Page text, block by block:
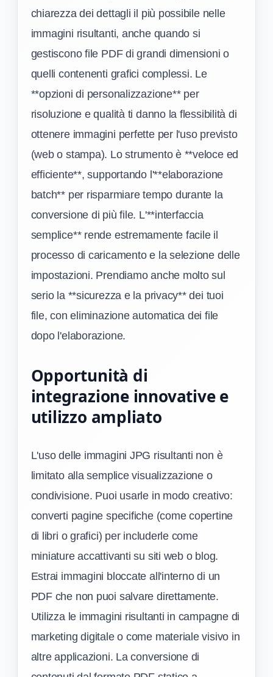
chiarezza dei dettagli il più possibile nelle
immagini risultanti, anche quando si
gestiscono file PDF di grandi dimensioni o
quelli contenenti grafici complessi. Le
**opzioni di personalizzazione** per
risoluzione e qualità ti danno la flessibilità di
ottenere immagini perfette per l'uso previsto
(web o stampa). Lo strumento è **veloce ed
efficiente**, supportando l'**elaborazione
batch** per risparmiare tempo durante la
conversione di più file. L'**interfaccia
semplice** rende estremamente facile il
processo di caricamento e la selezione delle
impostazioni. Prendiamo anche molto sul
serio la **sicurezza e la privacy** dei tuoi
file, con eliminazione automatica dei file
dopo l'elaborazione.
Opportunità di
integrazione innovative e
utilizzo ampliato
L'uso delle immagini JPG risultanti non è
limitato alla semplice visualizzazione o
condivisione. Puoi usarle in modo creativo:
converti pagine specifiche (come copertine
di libri o grafici) per includerle come
miniature accattivanti su siti web o blog.
Estrai immagini bloccate all'interno di un
PDF che non puoi salvare direttamente.
Utilizza le immagini risultanti in campagne di
marketing digitale o come materiale visivo in
altre applicazioni. La conversione di